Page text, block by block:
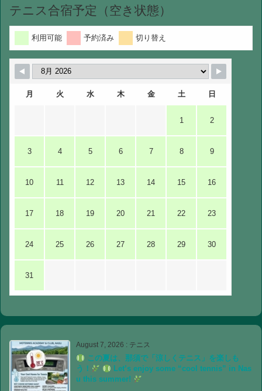
テニス合宿予定（空き状態）
利用可能 予約済み 切り替え
月 火 水 木 金 土 日
1 2
3 4 5 6 7 8 9
10 11 12 13 14 15 16
17 18 19 20 21 22 23
24 25 26 27 28 29 30
31
August 7, 2026 : テニス
この夏は、那須で「涼しくテニス」を楽しも
う！
Let’s enjoy some “cool tennis” in Nas
u this summer!